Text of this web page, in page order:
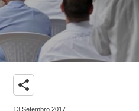
share
13 Setembro 2017